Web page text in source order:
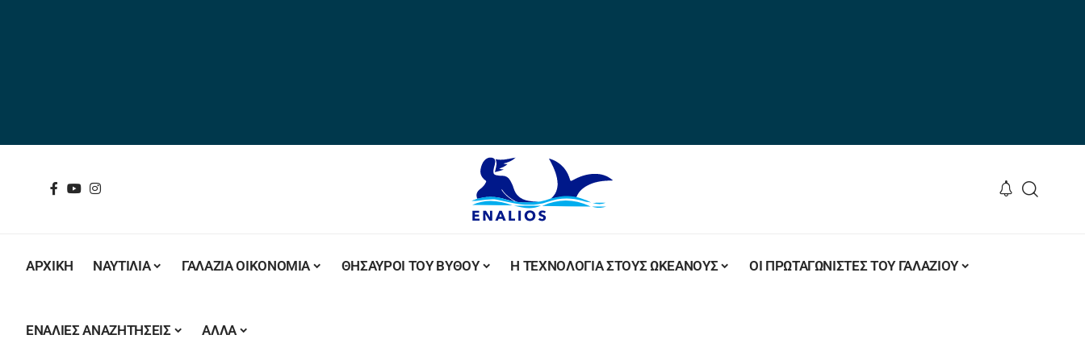
ΑΡΧΙΚΗ ΝΑΥΤΙΛΙΑ ΓΑΛΑΖΙΑ ΟΙΚΟΝΟΜΙΑ ΘΗΣΑΥΡΟΙ ΤΟΥ ΒΥΘΟΥ Η ΤΕΧΝΟΛΟΓΙΑ ΣΤΟΥΣ ΩΚΕΑΝΟΥΣ ΟΙ ΠΡΩΤΑΓΩΝΙΣΤΕΣ ΤΟΥ ΓΑΛΑΖΙΟΥ
ΕΝΑΛΙΕΣ ΑΝΑΖΗΤΗΣΕΙΣ ΑΛΛΑ